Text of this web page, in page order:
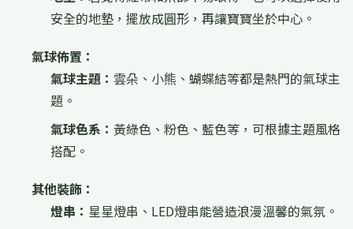
安全的地墊，擺放成圓形，再讓寶寶坐於中心。
氣球佈置：
氣球主題： 雲朵、小熊、蝴蝶結等都是熱門的氣球主
題。
氣球色系： 黃綠色、粉色、藍色等，可根據主題風格
搭配。
其他裝飾：
燈串： 星星燈串、LED燈串能營造浪漫溫馨的氣氛。